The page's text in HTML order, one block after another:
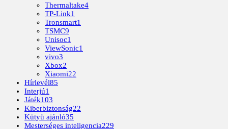
Thermaltake4
TP-Link1
Tronsmart1
TSMC9
Unisoc1
ViewSonic1
vivo3
Xbox2
Xiaomi22
Hírlevél85
Interjú1
Játék103
Kiberbiztonság22
Kütyü ajánló35
Mesterséges inteligencia229